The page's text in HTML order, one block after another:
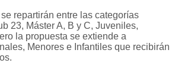
repartirán entre las categorías
23, Máster A, B y C, Juveniles,
la propuesta se extiende a
Menores e Infantiles que recibirán